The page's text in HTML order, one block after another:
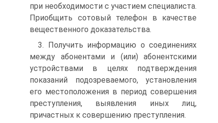
при необходимости с участием специалиста.
Приобщить сотовый телефон в качестве
вещественного доказательства.
3. Получить информацию о соединениях
между абонентами и (или) абонентскими
устройствами в целях подтверждения
показаний подозреваемого, установления
его местоположения в период совершения
преступления, выявления иных лиц,
причастных к совершению преступления.